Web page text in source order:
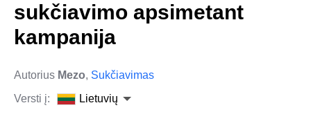
sukčiavimo apsimetant
kampanija
Autorius Mezo, Sukčiavimas
Versti į:
Lietuvių